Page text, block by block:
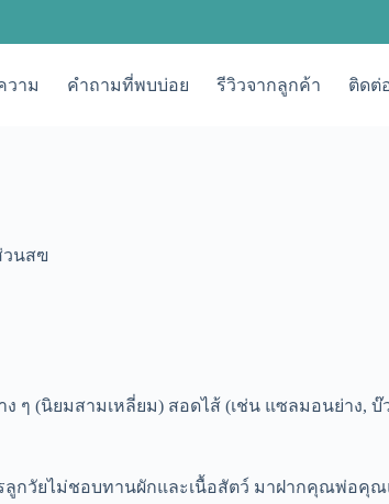
วาม คำถามที่พบบ่อย รีวิวจากลูกค้า ติดต่
วนสฃ
(นิยมสามเหลี่ยม) สอดไส้ (เช่น แซลมอนย่าง, บ๊
กวัยไม่ชอบทานผักและเนื้อสัตว์ มาฝากคุณพ่อคุ